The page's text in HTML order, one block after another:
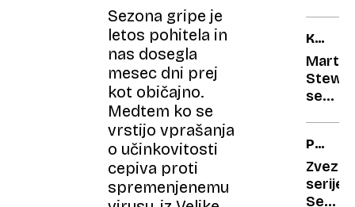
Sezona gripe je
letos pohitela in
nas dosegla
mesec dni prej
kot običajno.
Medtem ko se
vrstijo vprašanja
o učinkovitosti
cepiva proti
spremenjenemu
za
kosilo
Tomaž
Vesel
bo
TV-
Prevc
si je
kupil
rolex
Martha
se
smrti
na
svojem
PO
10
LETIH
serije
Seks